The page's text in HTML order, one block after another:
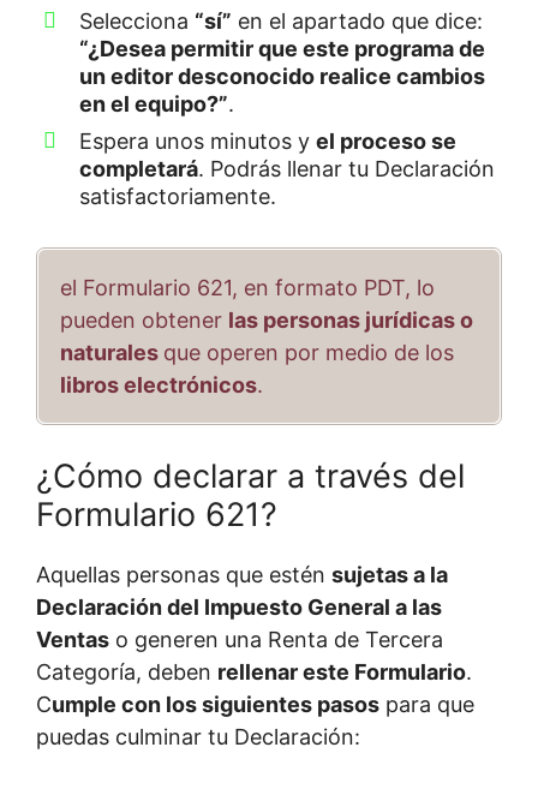
Selecciona “sí” en el apartado que dice:
“¿Desea permitir que este programa de
un editor desconocido realice cambios
en el equipo?”.
Espera unos minutos y el proceso se
completará. Podrás llenar tu Declaración
satisfactoriamente.
el Formulario 621, en formato PDT, lo
pueden obtener las personas jurídicas o
naturales que operen por medio de los
libros electrónicos.
¿Cómo declarar a través del
Formulario 621?
Aquellas personas que estén sujetas a la
Declaración del Impuesto General a las
Ventas o generen una Renta de Tercera
Categoría, deben rellenar este Formulario.
Cumple con los siguientes pasos para que
puedas culminar tu Declaración: